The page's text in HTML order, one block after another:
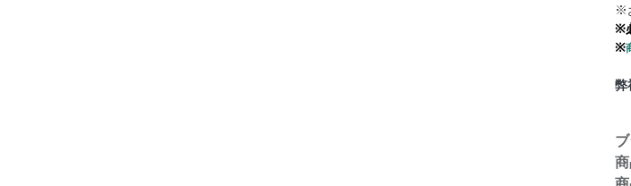
※
※
※
弊